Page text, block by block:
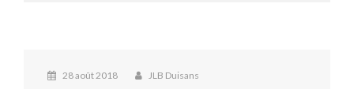
28 août 2018 JLB Duisans